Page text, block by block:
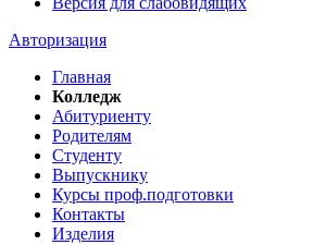
Авторизация
Главная
Колледж
Абитуриенту
Родителям
Студенту
Выпускнику
Курсы проф.подготовки
Контакты
Изделия